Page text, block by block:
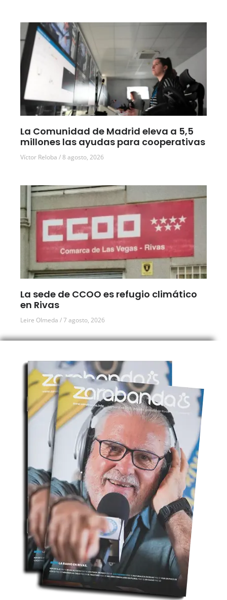
La Comunidad de Madrid eleva a 5,5
millones las ayudas para cooperativas
Víctor Reloba 8 agosto, 2026
La sede de CCOO es refugio climático
en Rivas
Leire Olmeda 7 agosto, 2026